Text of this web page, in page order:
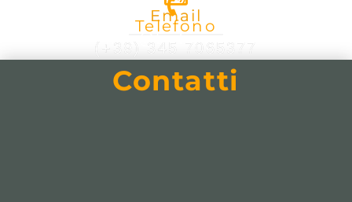
Contatti
Email
Telefono
(+39) 345 7065377